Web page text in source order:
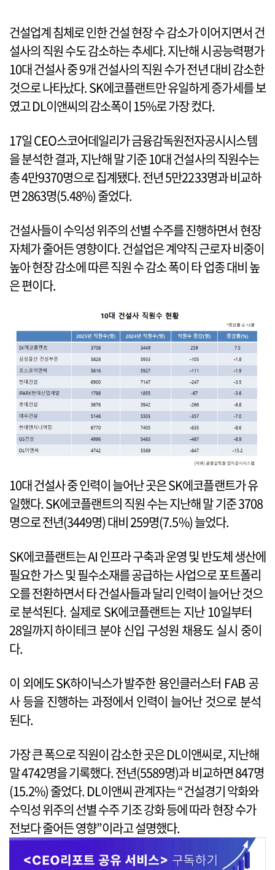
건설업계 침체로 인한 건설 현장 수 감소가 이어지면서 건
설사의 직원 수도 감소하는 추세다. 지난해 시공능력평가
10대 건설사 중 9개 건설사의 직원 수가 전년 대비 감소한
것으로 나타났다. SK에코플랜트만 유일하게 증가세를 보
였고 DL이앤씨의 감소폭이 15%로 가장 컸다.
17일 CEO스코어데일리가 금융감독원전자공시시스템
을 분석한 결과, 지난해 말 기준 10대 건설사의 직원수는
총 4만9370명으로 집계됐다. 전년 5만2233명과 비교하
면 2863명(5.48%) 줄었다.
건설사들이 수익성 위주의 선별 수주를 진행하면서 현장
자체가 줄어든 영향이다. 건설업은 계약직 근로자 비중이
높아 현장 감소에 따른 직원 수 감소 폭이 타 업종 대비 높
은 편이다.
10대 건설사 중 인력이 늘어난 곳은 SK에코플랜트가 유
일했다. SK에코플랜트의 직원 수는 지난해 말 기준 3708
명으로 전년(3449명) 대비 259명(7.5%) 늘었다.
SK에코플랜트는 AI 인프라 구축과 운영 및 반도체 생산에
필요한 가스 및 필수소재를 공급하는 사업으로 포트폴리
오를 전환하면서 타 건설사들과 달리 인력이 늘어난 것으
로 분석된다. 실제로 SK에코플랜트는 지난 10일부터
28일까지 하이테크 분야 신입 구성원 채용도 실시 중이
다.
이 외에도 SK하이닉스가 발주한 용인클러스터 FAB 공
사 등을 진행하는 과정에서 인력이 늘어난 것으로 분석
된다.
가장 큰 폭으로 직원이 감소한 곳은 DL이앤씨로, 지난해
말 4742명을 기록했다. 전년(5589명)과 비교하면 847명
(15.2%) 줄었다. DL이앤씨 관계자는 “건설경기 악화와
수익성 위주의 선별 수주 기조 강화 등에 따라 현장 수가
전보다 줄어든 영향”이라고 설명했다.